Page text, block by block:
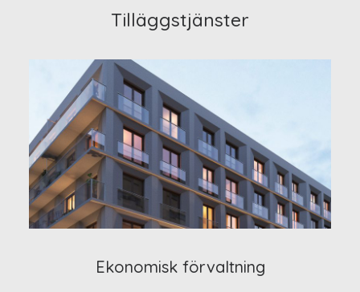
Tilläggstjänster
Ekonomisk förvaltning